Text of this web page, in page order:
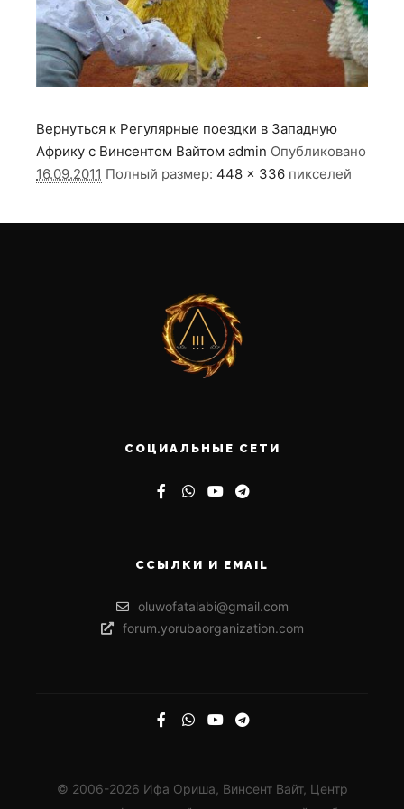
Вернуться к Регулярные поездки в Западную
Африку с Винсентом Вайтом admin Опубликовано
16.09.2011 Полный размер: 448 × 336 пикселей
СОЦИАЛЬНЫЕ СЕТИ
ССЫЛКИ И EMAIL
oluwofatalabi@gmail.com
forum.yorubaorganization.com
© 2006-2026 Ифа Ориша, Винсент Вайт, Центр